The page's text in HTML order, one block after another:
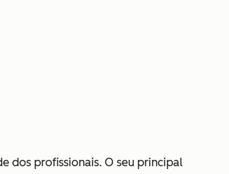
dos profissionais. O seu principal